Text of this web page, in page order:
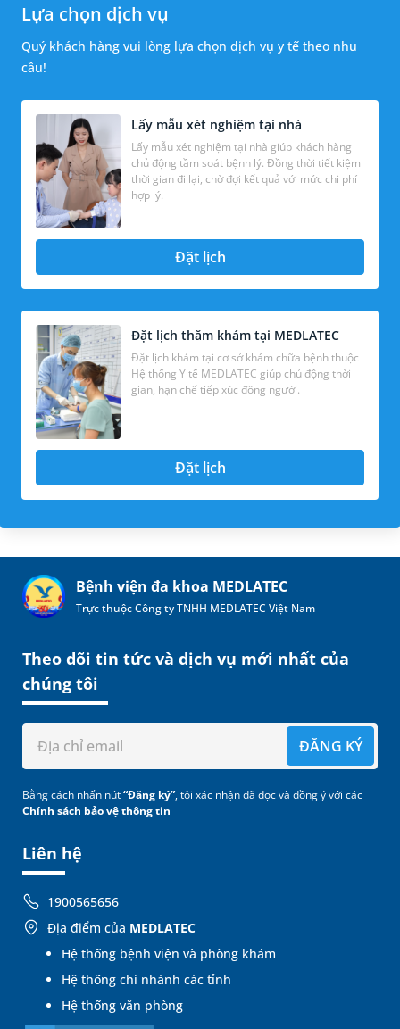
Lựa chọn dịch vụ
Quý khách hàng vui lòng lựa chọn dịch vụ y tế theo nhu
cầu!
Lấy mẫu xét nghiệm tại nhà
Lấy mẫu xét nghiệm tại nhà giúp khách hàng
chủ động tầm soát bệnh lý. Đồng thời tiết kiệm
thời gian đi lại, chờ đợi kết quả với mức chi phí
hợp lý.
Đặt lịch
Đặt lịch thăm khám tại MEDLATEC
Đặt lịch khám tại cơ sở khám chữa bệnh thuộc
Hệ thống Y tế MEDLATEC giúp chủ động thời
gian, hạn chế tiếp xúc đông người.
Đặt lịch
Bệnh viện đa khoa MEDLATEC
Trực thuộc Công ty TNHH MEDLATEC Việt Nam
Liên hệ
1900565656
Địa điểm của MEDLATEC
Hệ thống bệnh viện và phòng khám
Hệ thống chi nhánh các tỉnh
Hệ thống văn phòng
Theo dõi tin tức và dịch vụ mới nhất của
chúng tôi
ĐĂNG KÝ
Bằng cách nhấn nút“Đăng ký”, tôi xác nhận đã đọc và đồng ý với các
Chính sách bảo vệ thông tin